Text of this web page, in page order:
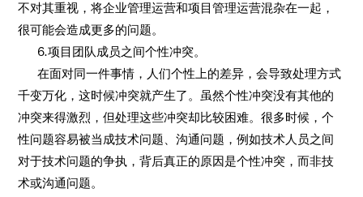
不对其重视，将企业管理运营和项目管理运营混杂在一起，
很可能会造成更多的问题。
6.项目团队成员之间个性冲突。
在面对同一件事情，人们个性上的差异，会导致处理方式
千变万化，这时候冲突就产生了。虽然个性冲突没有其他的
冲突来得激烈，但处理这些冲突却比较困难。很多时候，个
性问题容易被当成技术问题、沟通问题，例如技术人员之间
对于技术问题的争执，背后真正的原因是个性冲突，而非技
术或沟通问题。